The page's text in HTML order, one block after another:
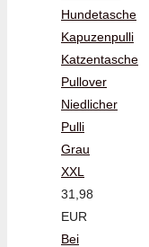
Hundetasche
Kapuzenpulli
Katzentasche
Pullover
Niedlicher
Pulli
Grau
XXL
31,98
EUR
Bei